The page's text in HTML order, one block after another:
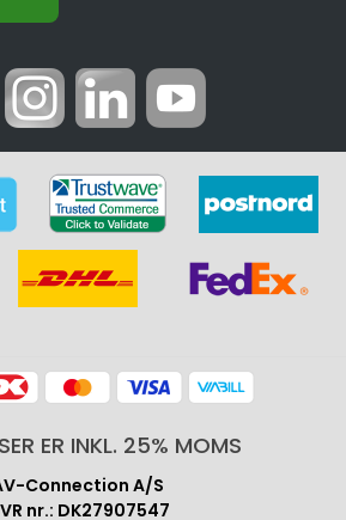
ER INKL. 25% MOMS
Connection A/S
nr.: DK27907547